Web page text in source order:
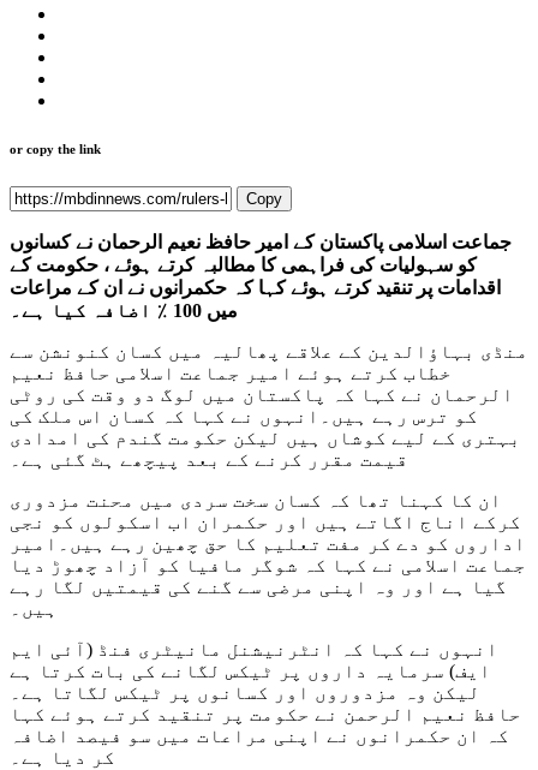
or copy the link
Copy
جماعت اسلامی پاکستان کے امیر حافظ نعیم الرحمان نے کسانوں
کو سہولیات کی فراہمی کا مطالبہ کرتے ہوئے ، حکومت کے
اقدامات پر تنقید کرتے ہوئے کہا کہ حکمرانوں نے ان کے مراعات
میں 100 ٪ اضافہ کیا ہے۔
منڈی بہاؤالدین کے علاقے پھالیہ میں کسان کنونشن سے
خطاب کرتے ہوئے امیر جماعت اسلامی حافظ نعیم
الرحمان نے کہا کہ پاکستان میں لوگ دو وقت کی روٹی
کو ترس رہے ہیں۔انہوں نے کہا کہ کسان اس ملک کی
بہتری کے لیے کوشاں ہیں لیکن حکومت گندم کی امدادی
قیمت مقرر کرنے کے بعد پیچھے ہٹ گئی ہے۔
ان کا کہنا تھا کہ کسان سخت سردی میں محنت مزدوری
کرکے اناج اگاتے ہیں اور حکمران اب اسکولوں کو نجی
اداروں کو دے کر مفت تعلیم کا حق چھین رہے ہیں۔امیر
جماعت اسلامی نے کہا کہ شوگر مافیا کو آزاد چھوڑ دیا
گیا ہے اور وہ اپنی مرضی سے گنے کی قیمتیں لگا رہے
ہیں۔
انہوں نے کہا کہ انٹرنیشنل مانیٹری فنڈ (آئی ایم
ایف) سرمایہ داروں پر ٹیکس لگانے کی بات کرتا ہے
لیکن وہ مزدوروں اور کسانوں پر ٹیکس لگاتا ہے۔
حافظ نعیم الرحمن نے حکومت پر تنقید کرتے ہوئے کہا
کہ ان حکمرانوں نے اپنی مراعات میں سو فیصد اضافہ
کر دیا ہے۔